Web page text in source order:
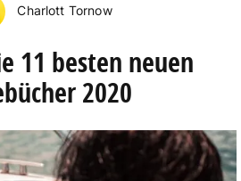
Charlott Tornow
11 besten neuen
2020